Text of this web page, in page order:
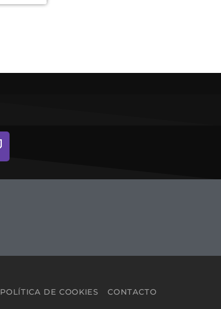
POLÍTICA DE COOKIES CONTACTO